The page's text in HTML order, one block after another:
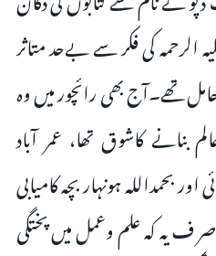
الرحمہ کی فکر سے بےحد متاثر
تھے۔آج بھی رائچور میں وہ
بنانے کاشوق تھا، عمر آباد
بحمداللہ ہونہار بچہ کامیابی
ف یہ کہ علم وعمل میں پختگی